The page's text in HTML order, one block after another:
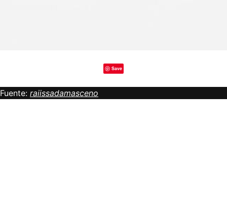
Save
Fuente: raiissadamasceno